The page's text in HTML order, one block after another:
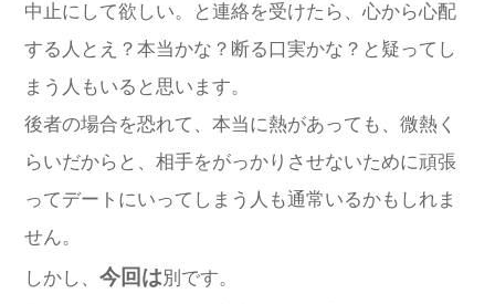
中止にして欲しい。と連絡を受けたら、心から心配
する人とえ？本当かな？断る口実かな？と疑ってし
まう人もいると思います。
後者の場合を恐れて、本当に熱があっても、微熱く
らいだからと、相手をがっかりさせないために頑張
ってデートにいってしまう人も通常いるかもしれま
せん。
しかし、 今回は別です。